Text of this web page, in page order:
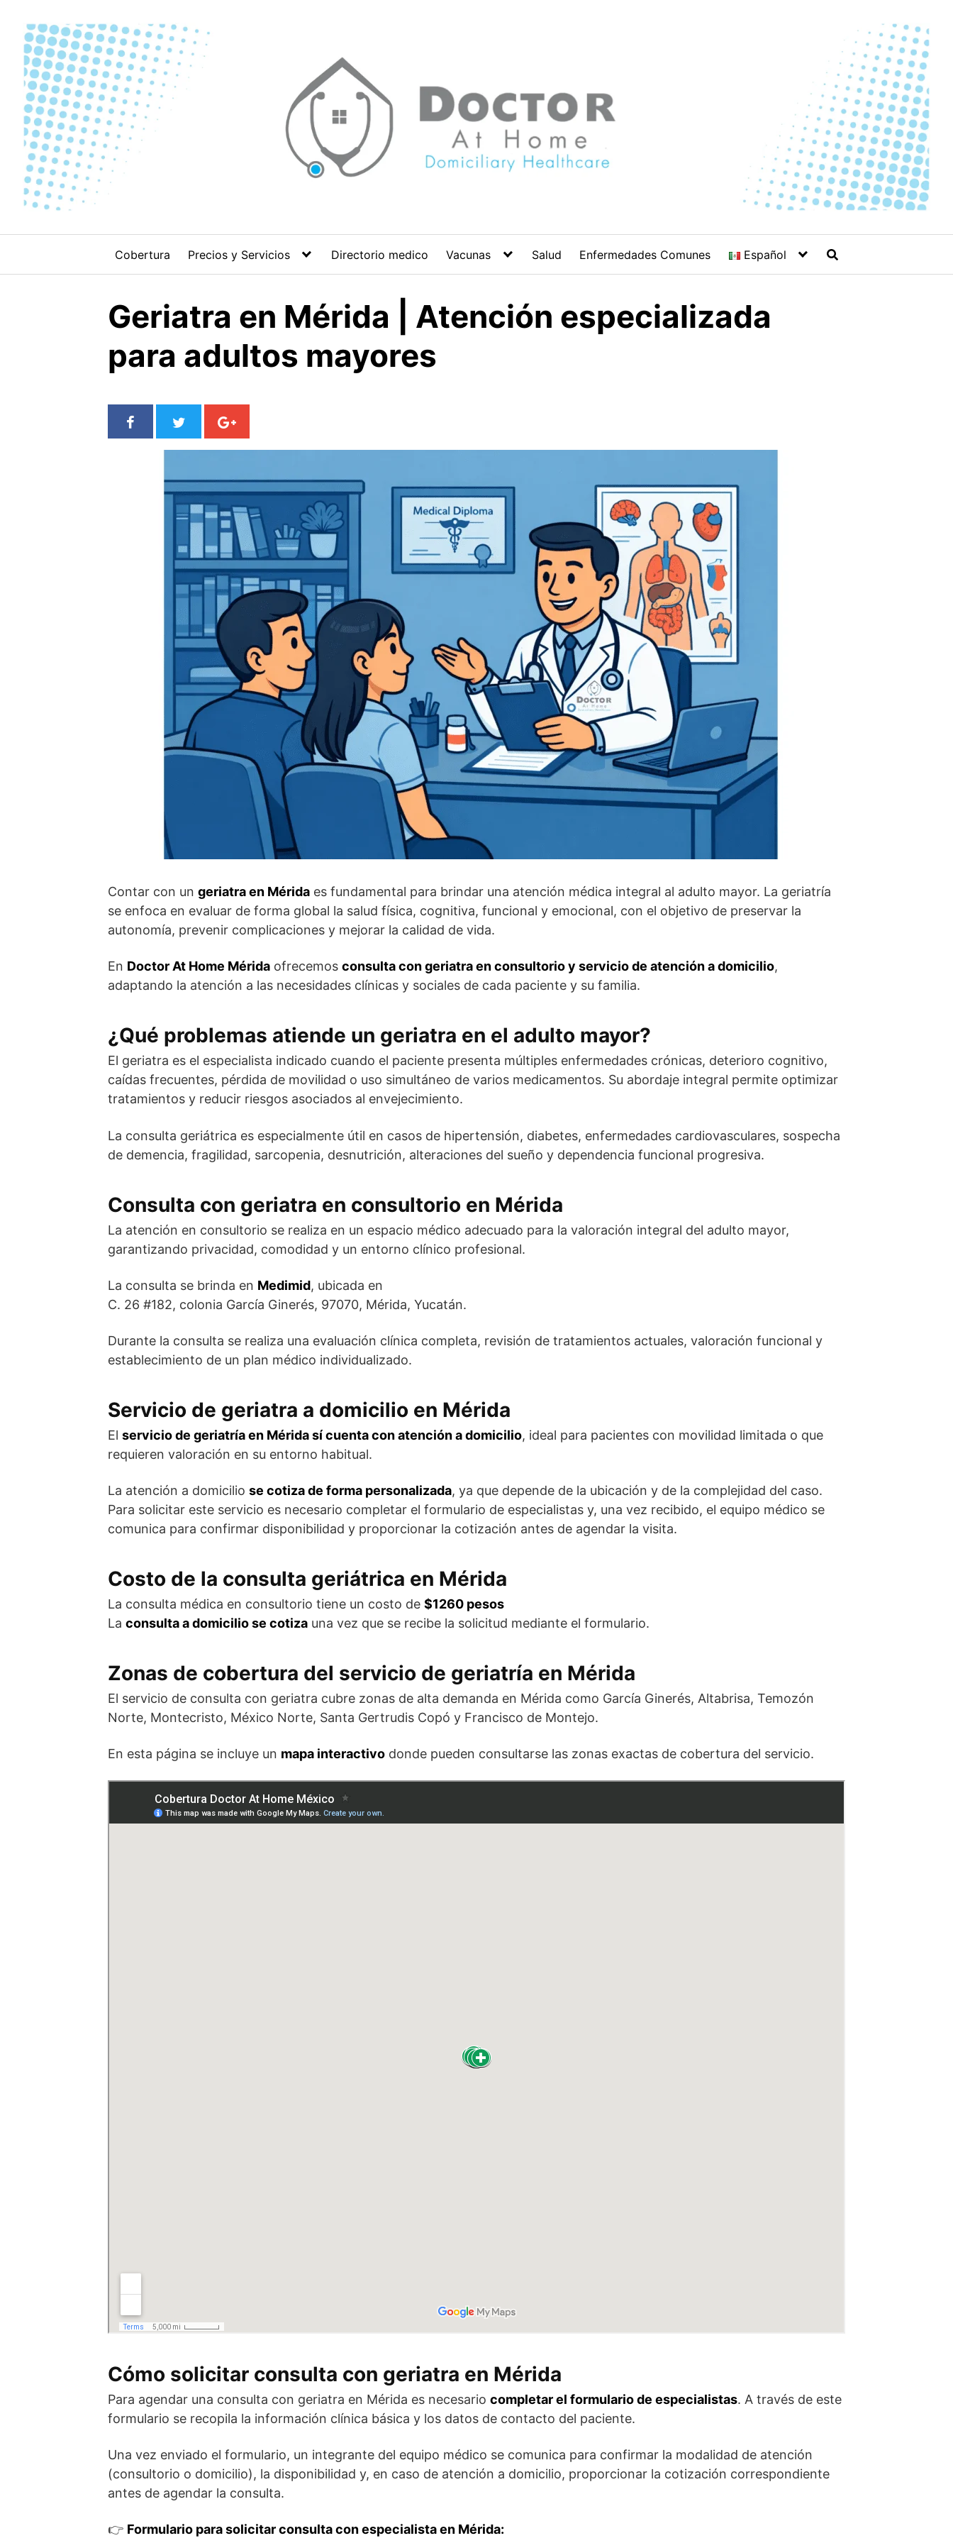
content
Cobertura Precios y Servicios Directorio medico Vacunas Salud Enfermedades Comunes Español
Geriatra en Mérida | Atención especializada
para adultos mayores
Contar con un geriatra en Mérida es fundamental para brindar una atención médica integral al adulto mayor. La geriatría
se enfoca en evaluar de forma global la salud física, cognitiva, funcional y emocional, con el objetivo de preservar la
autonomía, prevenir complicaciones y mejorar la calidad de vida.
En Doctor At Home Mérida ofrecemos consulta con geriatra en consultorio y servicio de atención a domicilio,
adaptando la atención a las necesidades clínicas y sociales de cada paciente y su familia.
¿Qué problemas atiende un geriatra en el adulto mayor?
El geriatra es el especialista indicado cuando el paciente presenta múltiples enfermedades crónicas, deterioro cognitivo,
caídas frecuentes, pérdida de movilidad o uso simultáneo de varios medicamentos. Su abordaje integral permite optimizar
tratamientos y reducir riesgos asociados al envejecimiento.
La consulta geriátrica es especialmente útil en casos de hipertensión, diabetes, enfermedades cardiovasculares, sospecha
de demencia, fragilidad, sarcopenia, desnutrición, alteraciones del sueño y dependencia funcional progresiva.
Consulta con geriatra en consultorio en Mérida
La atención en consultorio se realiza en un espacio médico adecuado para la valoración integral del adulto mayor,
garantizando privacidad, comodidad y un entorno clínico profesional.
La consulta se brinda en Medimid, ubicada en
C. 26 #182, colonia García Ginerés, 97070, Mérida, Yucatán.
Durante la consulta se realiza una evaluación clínica completa, revisión de tratamientos actuales, valoración funcional y
establecimiento de un plan médico individualizado.
Servicio de geriatra a domicilio en Mérida
El servicio de geriatría en Mérida sí cuenta con atención a domicilio, ideal para pacientes con movilidad limitada o que
requieren valoración en su entorno habitual.
La atención a domicilio se cotiza de forma personalizada, ya que depende de la ubicación y de la complejidad del caso.
Para solicitar este servicio es necesario completar el formulario de especialistas y, una vez recibido, el equipo médico se
comunica para confirmar disponibilidad y proporcionar la cotización antes de agendar la visita.
Costo de la consulta geriátrica en Mérida
La consulta médica en consultorio tiene un costo de $1260 pesos
La consulta a domicilio se cotiza una vez que se recibe la solicitud mediante el formulario.
Zonas de cobertura del servicio de geriatría en Mérida
El servicio de consulta con geriatra cubre zonas de alta demanda en Mérida como García Ginerés, Altabrisa, Temozón
Norte, Montecristo, México Norte, Santa Gertrudis Copó y Francisco de Montejo.
En esta página se incluye un mapa interactivo donde pueden consultarse las zonas exactas de cobertura del servicio.
Cómo solicitar consulta con geriatra en Mérida
Para agendar una consulta con geriatra en Mérida es necesario completar el formulario de especialistas. A través de este
formulario se recopila la información clínica básica y los datos de contacto del paciente.
Una vez enviado el formulario, un integrante del equipo médico se comunica para confirmar la modalidad de atención
(consultorio o domicilio), la disponibilidad y, en caso de atención a domicilio, proporcionar la cotización correspondiente
antes de agendar la consulta.
👉 Formulario para solicitar consulta con especialista en Mérida: